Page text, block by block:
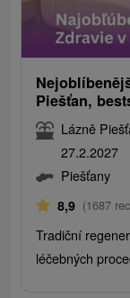
Piešťan,
Lázně
27.2.2027
Piešťany
8,9 (1687
Tradiční
léčebných